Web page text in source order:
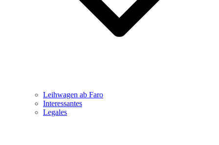
Leihwagen ab Faro
Interessantes
Legales